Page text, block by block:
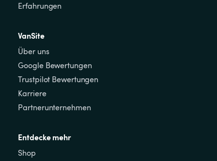
Erfahrungen
VanSite
Über uns
Google Bewertungen
Trustpilot Bewertungen
Karriere
Partnerunternehmen
Entdecke mehr
Shop